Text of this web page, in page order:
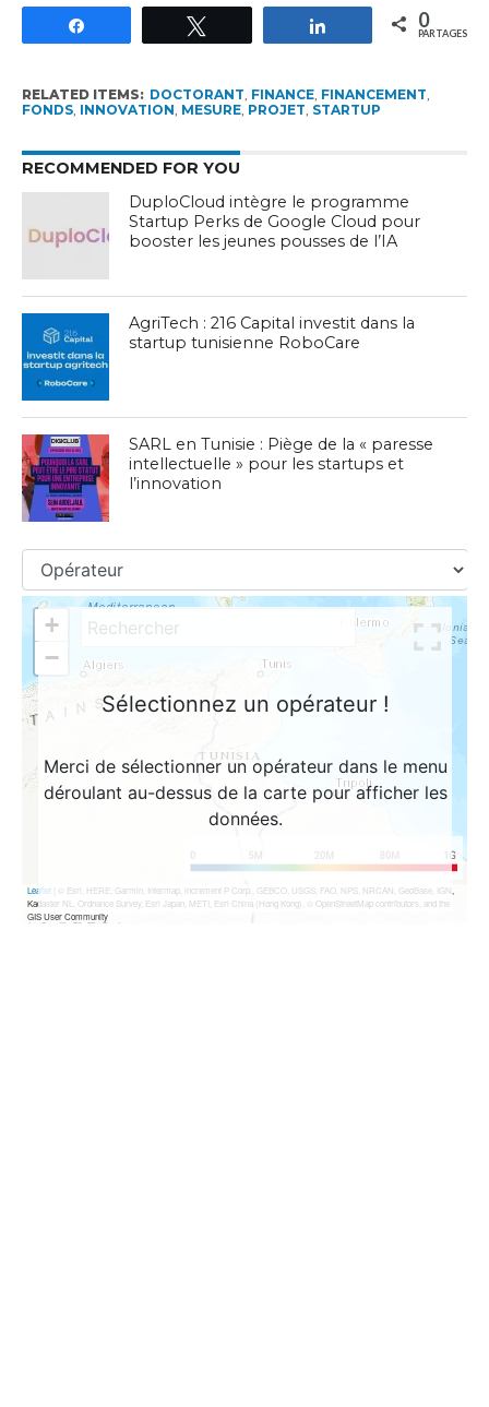
Partagez 0
PARTAGES
RELATED ITEMS: DOCTORANT, FINANCE, FINANCEMENT,
FONDS, INNOVATION, MESURE, PROJET, STARTUP
RECOMMENDED FOR YOU
DuploCloud intègre le programme
Startup Perks de Google Cloud pour
booster les jeunes pousses de l’IA
AgriTech : 216 Capital investit dans la
startup tunisienne RoboCare
SARL en Tunisie : Piège de la « paresse
intellectuelle » pour les startups et
l’innovation